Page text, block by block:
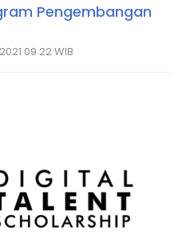
Pengembangan
09.22 WIB